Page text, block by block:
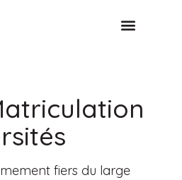
fiers du large